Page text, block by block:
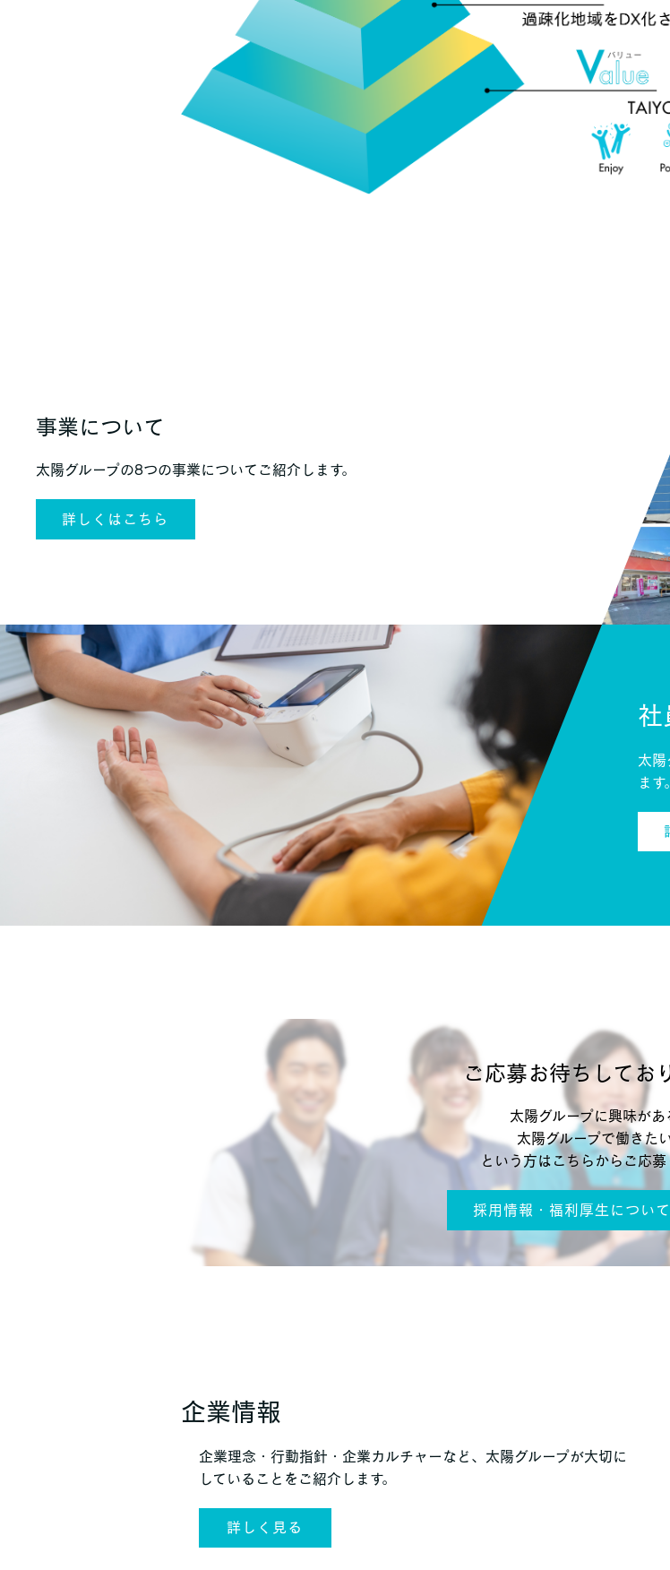
事業について
太陽グループの8つの事業についてご紹介します。
詳しくはこちら
社
太陽
ます。
ご応募お待ちしてお
太陽グループに興味があ
太陽グループで働きたい
という方はこちらからご応
採用情報・福利厚生につい
企業情報
企業理念・行動指針・企業カルチャーなど、太陽グループが大切に
していることをご紹介します。
詳しく見る